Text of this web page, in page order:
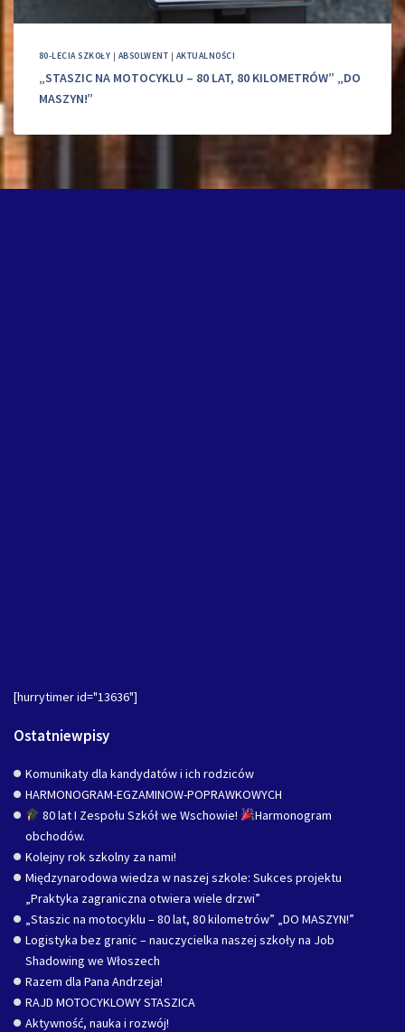
80-LECIA SZKOŁY | ABSOLWENT | AKTUALNOŚCI
„STASZIC NA MOTOCYKLU – 80 LAT, 80 KILOMETRÓW” „DO
MASZYN!”
[hurrytimer id="13636"]
Ostatniewpisy
Komunikaty dla kandydatów i ich rodziców
HARMONOGRAM-EGZAMINOW-POPRAWKOWYCH
80 lat I Zespołu Szkół we Wschowie!
Harmonogram
obchodów.
Kolejny rok szkolny za nami!
Międzynarodowa wiedza w naszej szkole: Sukces projektu
„Praktyka zagraniczna otwiera wiele drzwi”
„Staszic na motocyklu – 80 lat, 80 kilometrów” „DO MASZYN!”
Logistyka bez granic – nauczycielka naszej szkoły na Job
Shadowing we Włoszech
Razem dla Pana Andrzeja!
RAJD MOTOCYKLOWY STASZICA
Aktywność, nauka i rozwój!